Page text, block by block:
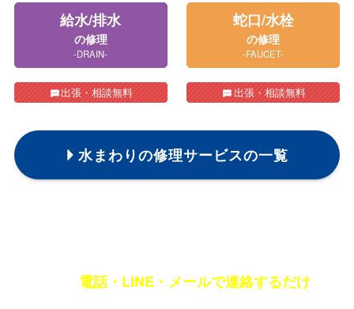
給水/排水
の修理
-DRAIN-
出張・相談無料
蛇口/水栓
の修理
-FAUCET-
出張・相談無料
水まわりの修理サービスの一覧
電話・LINE・メールで連絡するだけ